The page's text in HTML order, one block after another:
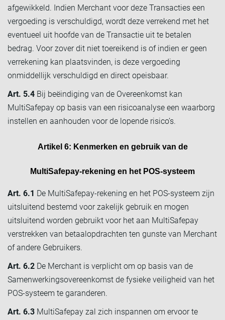
afgewikkeld. Indien Merchant voor deze Transacties een
vergoeding is verschuldigd, wordt deze verrekend met het
eventueel uit hoofde van de Transactie uit te betalen
bedrag. Voor zover dit niet toereikend is of indien er geen
verrekening kan plaatsvinden, is deze vergoeding
onmiddellijk verschuldigd en direct opeisbaar.
Art. 5.4 Bij beëindiging van de Overeenkomst kan
MultiSafepay op basis van een risicoanalyse een waarborg
instellen en aanhouden voor de lopende risico’s.
Artikel 6: Kenmerken en gebruik van de
MultiSafepay-rekening en het POS-systeem
Art. 6.1 De MultiSafepay-rekening en het POS-systeem zijn
uitsluitend bestemd voor zakelijk gebruik en mogen
uitsluitend worden gebruikt voor het aan MultiSafepay
verstrekken van betaalopdrachten ten gunste van Merchant
of andere Gebruikers.
Art. 6.2 De Merchant is verplicht om op basis van de
Samenwerkingsovereenkomst de fysieke veiligheid van het
POS-systeem te garanderen.
Art. 6.3 MultiSafepay zal zich inspannen om ervoor te